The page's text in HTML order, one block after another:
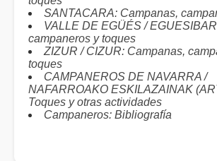
SANTACARA: Campanas,
VALLE DE EGÜÉS /
campaneros y toques
ZIZUR / CIZUR: Campanas,
toques
CAMPANEROS DE NAVARRA /
NAFARROAKO ESKILAZAINAK
Toques y otras actividades
Campaneros: Bibliografía